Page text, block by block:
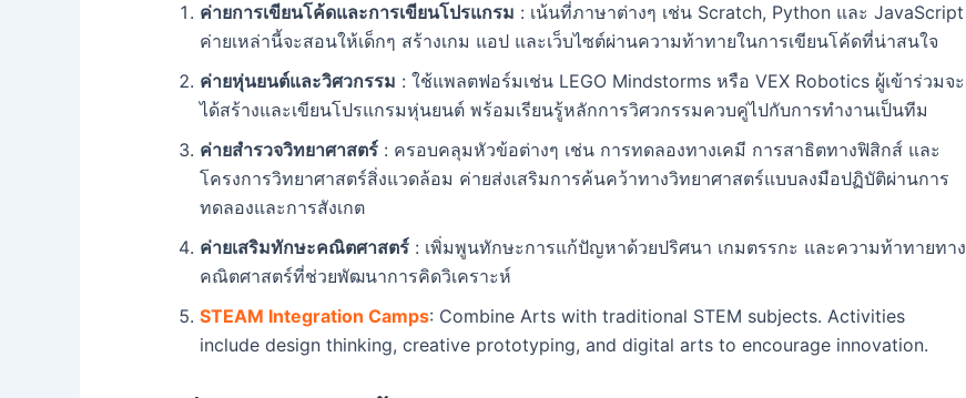
ค่ายการเขียนโค้ดและการเขียนโปรแกรม : เน้นที่ภาษาต่างๆ เช่น Scratch, Python และ JavaScript
ค่ายเหล่านี้จะสอนให้เด็กๆ สร้างเกม แอป และเว็บไซต์ผ่านความท้าทายในการเขียนโค้ดที่น่าสนใจ
ค่ายหุ่นยนต์และวิศวกรรม : ใช้แพลตฟอร์มเช่น LEGO Mindstorms หรือ VEX Robotics ผู้เข้าร่วมจะ
ได้สร้างและเขียนโปรแกรมหุ่นยนต์ พร้อมเรียนรู้หลักการวิศวกรรมควบคู่ไปกับการทำงานเป็นทีม
ค่ายสำรวจวิทยาศาสตร์ : ครอบคลุมหัวข้อต่างๆ เช่น การทดลองทางเคมี การสาธิตทางฟิสิกส์ และ
โครงการวิทยาศาสตร์สิ่งแวดล้อม ค่ายส่งเสริมการค้นคว้าทางวิทยาศาสตร์แบบลงมือปฏิบัติผ่านการ
ทดลองและการสังเกต
ค่ายเสริมทักษะคณิตศาสตร์ : เพิ่มพูนทักษะการแก้ปัญหาด้วยปริศนา เกมตรรกะ และความท้าทายทาง
คณิตศาสตร์ที่ช่วยพัฒนาการคิดวิเคราะห์
STEAM Integration Camps: Combine Arts with traditional STEM subjects. Activities
include design thinking, creative prototyping, and digital arts to encourage innovation.